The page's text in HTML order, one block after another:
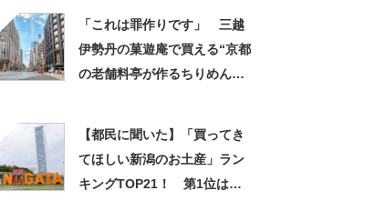
「これは罪作りです」 三越
伊勢丹の菓遊庵で買える“京都
の老舗料亭が作るちりめんナ
【都民に聞いた】「買ってき
てほしい新潟のお土産」ラン
キングTOP21！ 第1位は